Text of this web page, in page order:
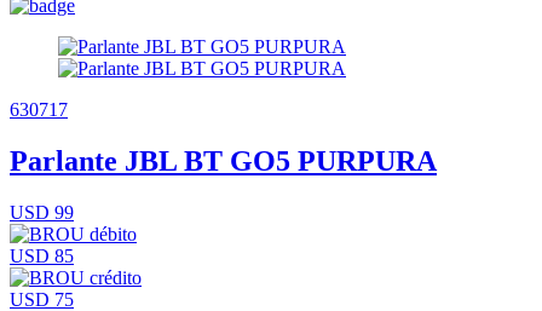
630717
Parlante JBL BT GO5 PURPURA
USD 99
USD 85
USD 75